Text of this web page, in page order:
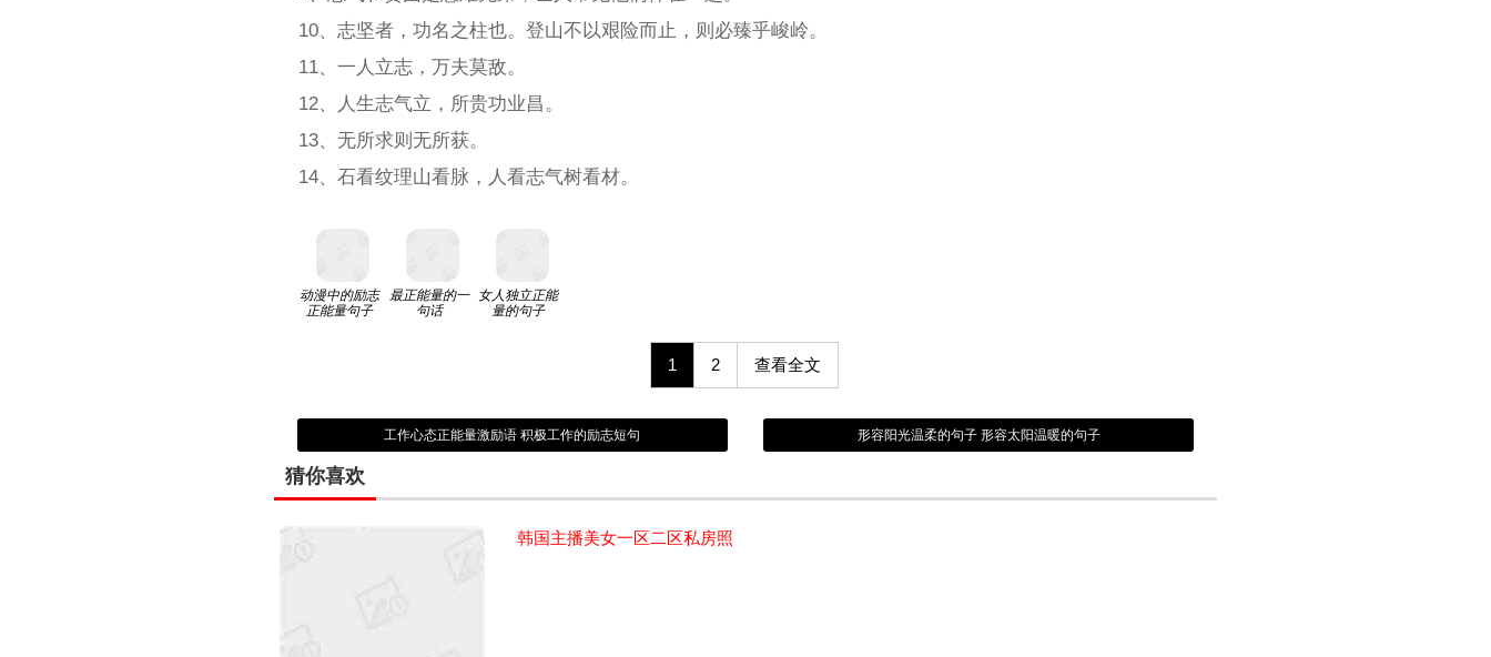
10、志坚者，功名之柱也。登山不以艰险而止，则必臻乎峻岭。
11、一人立志，万夫莫敌。
12、人生志气立，所贵功业昌。
13、无所求则无所获。
14、石看纹理山看脉，人看志气树看材。
动漫中的励志
正能量句子
最正能量的一
句话
女人独立正能
量的句子
1 2 查看全文
工作心态正能量激励语 积极工作的励志短句 形容阳光温柔的句子 形容太阳温暖的句子
猜你喜欢
韩国主播美女一区二区私房照